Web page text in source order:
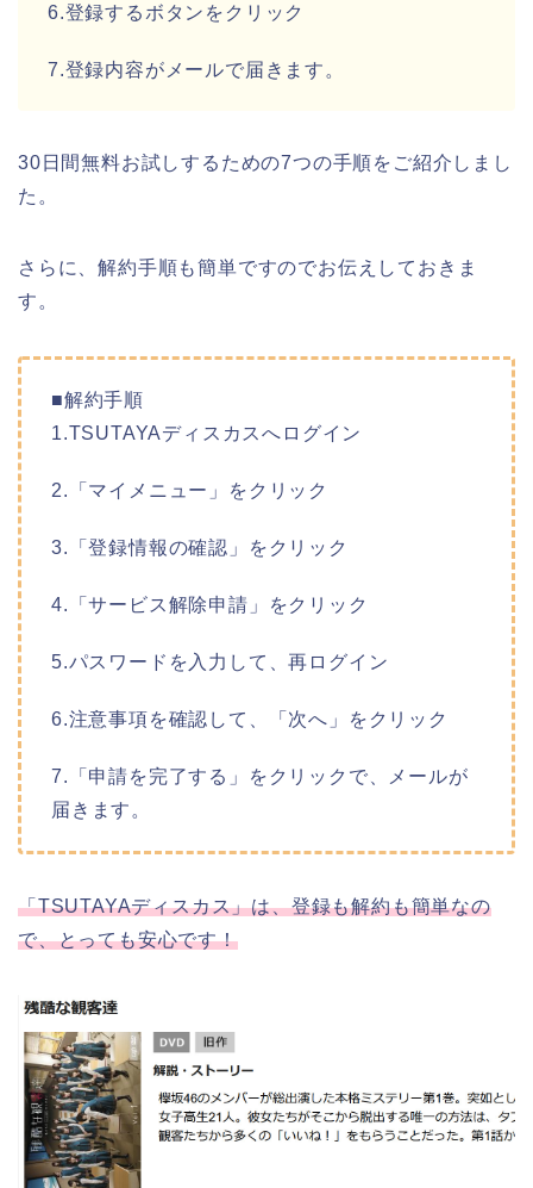
6.登録するボタンをクリック
7.登録内容がメールで届きます。
30日間無料お試しするための7つの手順をご紹介しまし
た。
さらに、解約手順も簡単ですのでお伝えしておきま
す。
■解約手順
1.TSUTAYAディスカスへログイン
2.「マイメニュー」をクリック
3.「登録情報の確認」をクリック
4.「サービス解除申請」をクリック
5.パスワードを入力して、再ログイン
6.注意事項を確認して、「次へ」をクリック
7.「申請を完了する」をクリックで、メールが
届きます。
「TSUTAYAディスカス」は、登録も解約も簡単なの
で、とっても安心です！